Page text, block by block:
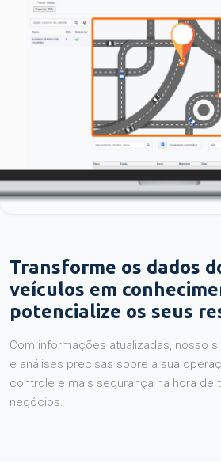
Transforme os dados
veículos em
potencialize os seus
Com informações atualizadas, nosso
e análises precisas sobre a sua
controle e mais segurança na hora de
negócios.